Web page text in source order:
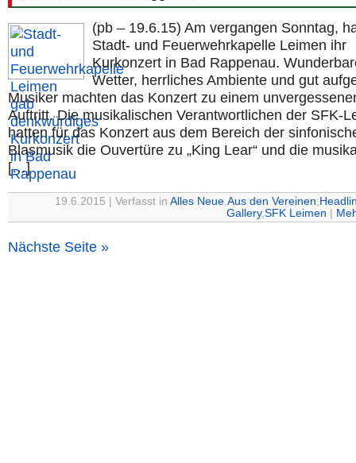
(pb – 19.6.15) Am vergangen Sonntag,
Stadt- und Feuerwehrkapelle Leimen ihr
Kurkonzert in Bad Rappenau.
Wetter, herrliches Ambiente und gut
Musiker machten das Konzert zu einem
Auftritt. Die musikalischen Verantwortlichen der SFK-
hatten für das Konzert aus dem Bereich der
Blasmusik die Ouvertüre zu „King Lear“ und die
[…]
19.6.2015 | Verfasst in Alles Neue,Aus den Vereinen,
Gallery,SFK Leimen
Nächste Seite »